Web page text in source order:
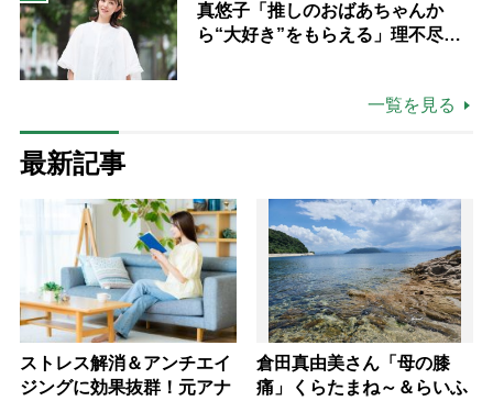
真悠子「推しのおばあちゃんか
ら“大好き”をもらえる」理不尽さ
一覧を見る
最新記事
ストレス解消＆アンチエイ
ジングに効果抜群！元アナ
倉田真由美さん「母の膝
痛」くらたまね～＆らいふ